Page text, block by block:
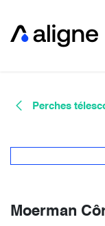
Perches
Moerman